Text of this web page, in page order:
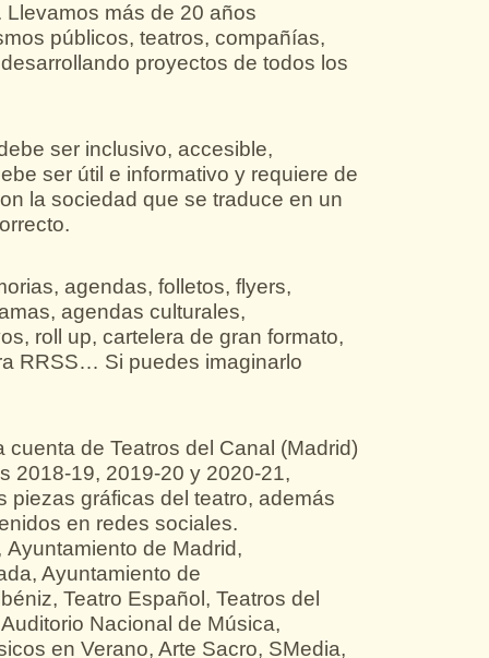
Llevamos más de 20 años
públicos, teatros, compañías,
proyectos de todos los
ser inclusivo, accesible,
ser útil e informativo y requiere de
la sociedad que se traduce en un
agendas, folletos, flyers,
agendas culturales,
roll up, cartelera de gran formato,
RRSS… Si puedes imaginarlo
cuenta de Teatros del Canal (Madrid)
2018-19, 2019-20 y 2020-21,
piezas gráficas del teatro, además
en redes sociales.
de Madrid,
Ayuntamiento de
Teatro Español, Teatros del
Nacional de Música,
en Verano, Arte Sacro, SMedia,